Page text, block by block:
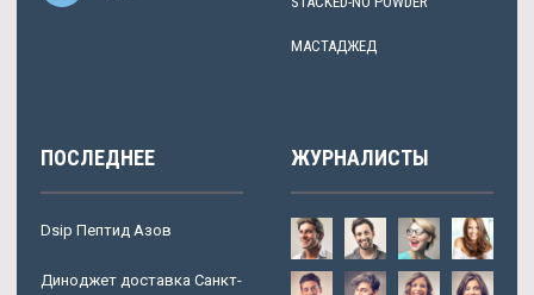
МАСТАДЖЕД
ПОСЛЕДНЕЕ
Dsip Пептид Азов
Диноджет доставка Санкт-
ЖУРНАЛИСТЫ